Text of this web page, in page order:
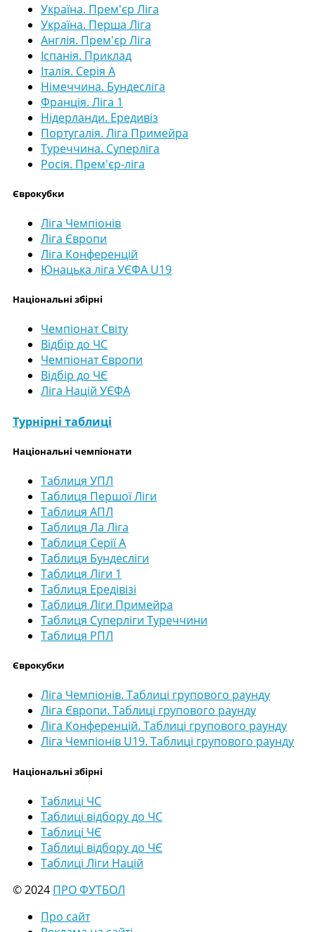
Україна. Прем'єр Ліга
Україна. Перша Ліга
Англія. Прем'єр Ліга
Іспанія. Приклад
Італія. Серія А
Німеччина. Бундесліга
Франція. Ліга 1
Нідерланди. Ередивіз
Португалія. Ліга Примейра
Туреччина. Суперліга
Росія. Прем'єр-ліга
Єврокубки
Ліга Чемпіонів
Ліга Європи
Ліга Конференцій
Юнацька ліга УЄФА U19
Національні збірні
Чемпіонат Світу
Відбір до ЧС
Чемпіонат Європи
Відбір до ЧЄ
Ліга Націй УЄФА
Турнірні таблиці
Національні чемпіонати
Таблиця УПЛ
Таблиця Першої Ліги
Таблиця АПЛ
Таблиця Ла Ліга
Таблиця Серії А
Таблиця Бундесліги
Таблиця Ліги 1
Таблиця Ередівізі
Таблиця Ліги Примейра
Таблиця Суперліги Туреччини
Таблиця РПЛ
Єврокубки
Ліга Чемпіонів. Таблиці групового раунду
Ліга Європи. Таблиці групового раунду
Ліга Конференцій. Таблиці групового раунду
Ліга Чемпіонів U19. Таблиці групового раунду
Національні збірні
Таблиці ЧС
Таблиці відбору до ЧС
Таблиці ЧЄ
Таблиці відбору до ЧЄ
Таблиці Ліги Націй
© 2024 ПРО ФУТБОЛ
Про сайт